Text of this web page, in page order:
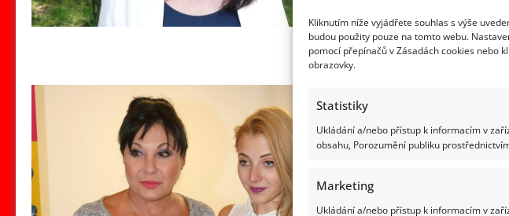
Kliknutím níže vyjádřete souhlas s výše
budou použity pouze na tomto webu.
pomocí přepínačů v Zásadách cookies nebo
obrazovky.
Statistiky
Ukládání a/nebo přístup k informacím v
obsahu, Porozumění publiku
Marketing
Ukládání a/nebo přístup k informacím v
VíceRead
more
about
První
vhání
slzy
do
své dcery
oporou